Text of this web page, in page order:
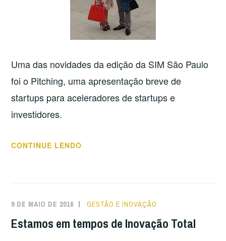
Uma das novidades da edição da SIM São Paulo
foi o Pitching, uma apresentação breve de
startups para aceleradores de startups e
investidores.
CONTINUE LENDO
STARTUPS
9 DE MAIO DE 2016 GESTÃO E INOVAÇÃO
Estamos em tempos de Inovação Total